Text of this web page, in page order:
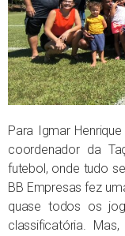
Para Igmar
coordenador da
futebol, onde tudo
BB Empresas fez
quase todos os
classificatória.